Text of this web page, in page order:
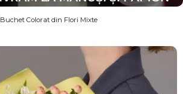
Buchet Colorat din Flori Mixte